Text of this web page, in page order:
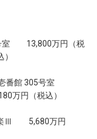
号室 13,800万円（税
壱番館 305号室
万円（税込）
楽Ⅲ 5,680万円